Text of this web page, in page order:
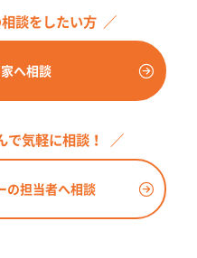
談をしたい方
へ相談
気軽に相談！
の担当者へ相談